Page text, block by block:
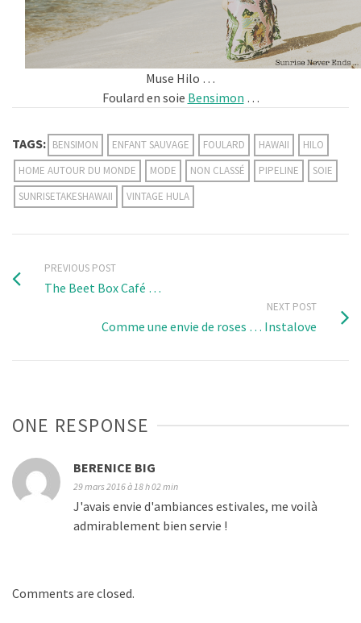
Muse Hilo …
Foulard en soie Bensimon …
TAGS: BENSIMON ENFANT SAUVAGE FOULARD HAWAII
HILO
HOME AUTOUR DU MONDE
MODE NON CLASSÉ PIPELINE
SOIE
SUNRISETAKESHAWAII
VINTAGE HULA
PREVIOUS POST
The Beet Box Café …
NEXT POST
Comme une envie de roses … Instalove
ONE RESPONSE
BERENICE BIG
29 mars 2016 à 18 h 02 min
J'avais envie d'ambiances estivales, me voilà
admirablement bien servie !
Comments are closed.